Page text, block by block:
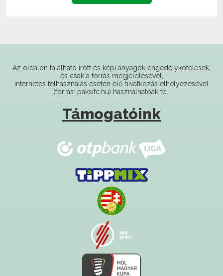
internetes felhasználás esetén élő hivatkozás elhelyezésével
(forrás: paksifc.hu) használhatóak fel.
Támogatóink